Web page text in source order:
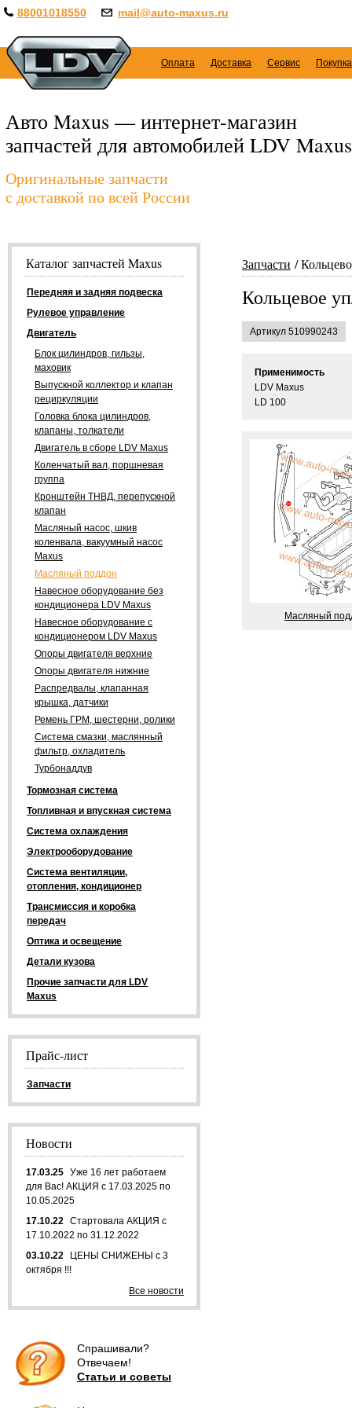
88001018550 mail@auto-maxus.ru
Оплата Доставка Сервис
Авто Maxus — интернет-магазин
запчастей для автомобилей LDV Maxus
Оригинальные запчасти
с доставкой по всей России
Запчасти
Кольцевое
Артикул 510990243
Применимость
LDV Maxus
LD 100
Масляный
Каталог запчастей Maxus
Передняя и задняя подвеска
Рулевое управление
Двигатель
Блок цилиндров, гильзы,
маховик
Выпускной коллектор и клапан
рециркуляции
Головка блока цилиндров,
клапаны, толкатели
Двигатель в сборе LDV Maxus
Коленчатый вал, поршневая
группа
Кронштейн ТНВД, перепускной
клапан
Масляный насос, шкив
коленвала, вакуумный насос
Maxus
Масляный поддон
Навесное оборудование без
кондиционера LDV Maxus
Навесное оборудование с
кондиционером LDV Maxus
Опоры двигателя верхние
Опоры двигателя нижние
Распредвалы, клапанная
крышка, датчики
Ремень ГРМ, шестерни, ролики
Система смазки, маслянный
фильтр, охладитель
Турбонаддув
Тормозная система
Топливная и впускная система
Система охлаждения
Электрооборудование
Система вентиляции,
отопления, кондиционер
Трансмиссия и коробка
передач
Оптика и освещение
Детали кузова
Прочие запчасти для LDV
Maxus
Прайс-лист
Запчасти
Новости
17.03.25 Уже 16 лет работаем
для Вас! АКЦИЯ с 17.03.2025 по
10.05.2025
17.10.22 Стартовала АКЦИЯ с
17.10.2022 по 31.12.2022
03.10.22
ЦЕНЫ СНИЖЕНЫ с 3
октября !!!
Все новости
Спрашивали?
Отвечаем!
Статьи и советы